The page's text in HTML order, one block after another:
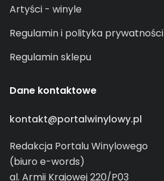
Artyści - winyle
Regulamin i polityka prywatności
Regulamin sklepu
Dane kontaktowe
kontakt@portalwinylowy.pl
Redakcja Portalu Winylowego
(biuro e-words)
al. Armii Krajowej 220/P03